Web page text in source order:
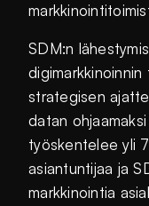
SDM:n
strategisen
datan
työskentelee yli
asiantuntijaa ja
markkinointia